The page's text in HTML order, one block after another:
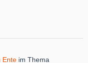
Ente im Thema